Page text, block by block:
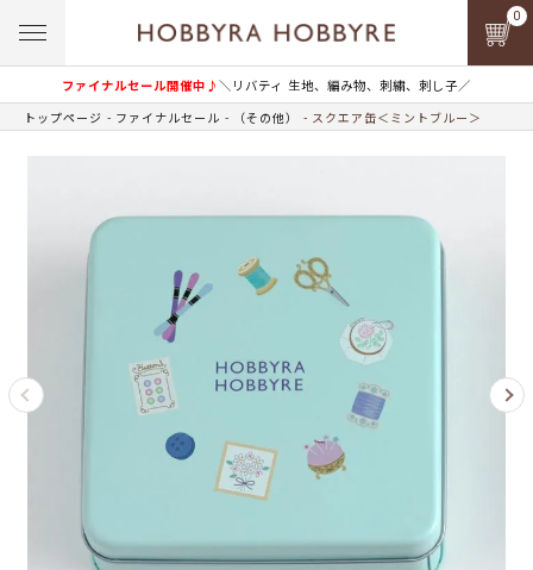
ファイナルセール開催中♪＼リバティ 生地、編み物、刺繍、刺し子／
0
トップページ ファイナルセール （その他） スクエア缶＜ミントブルー＞